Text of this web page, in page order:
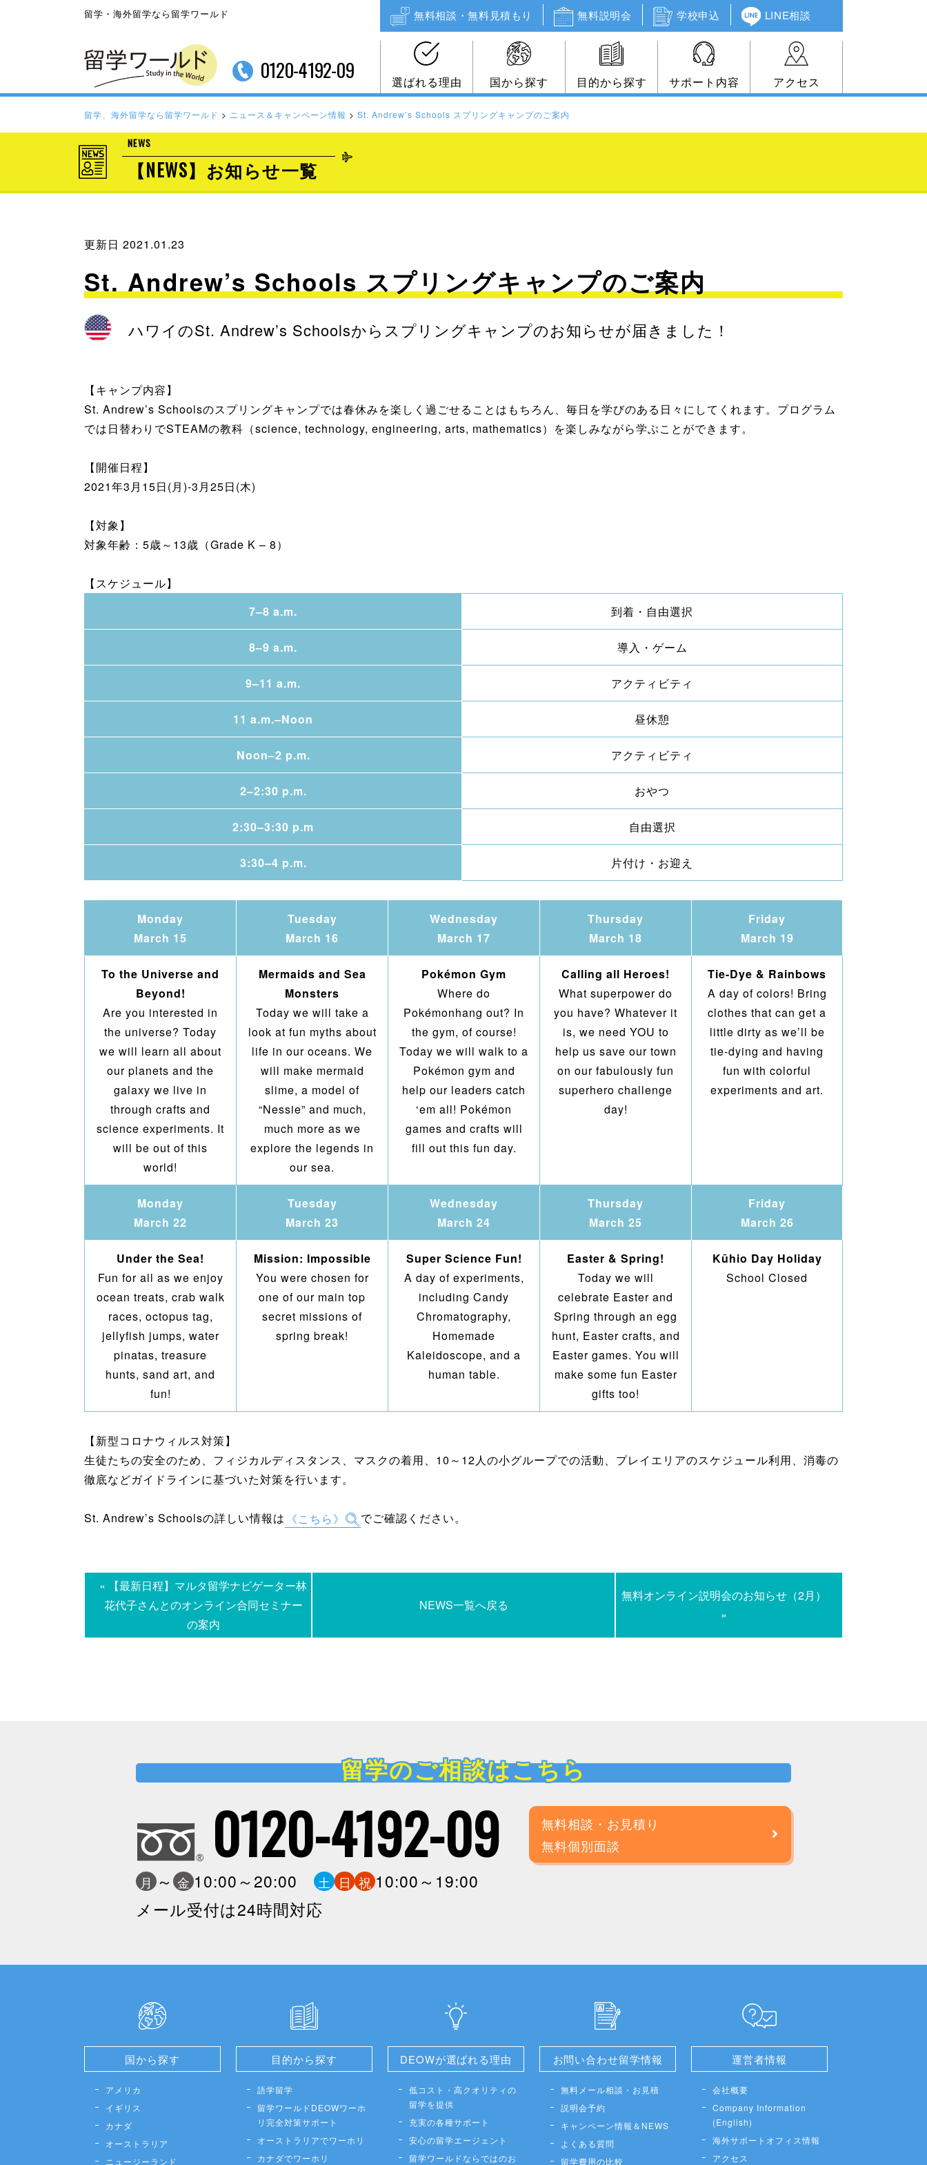
留学・海外留学なら留学ワールド 無料相談・無料見積もり 無料説明会 学校申込 LINE相談
0120-4192-09 選ばれる理由 国から探す 目的から探す サポート内容 アクセス
留学、海外留学なら留学ワールド > ニュース＆キャンペーン情報 > St. Andrew’s Schools スプリングキャンプのご案内
NEWS
【NEWS】お知らせ一覧
更新日 2021.01.23
St. Andrew’s Schools スプリングキャンプのご案内
ハワイのSt. Andrew’s Schoolsからスプリングキャンプのお知らせが届きました！
【キャンプ内容】
St. Andrew’s Schoolsのスプリングキャンプでは春休みを楽しく過ごせることはもちろん、毎日を学びのある日々にしてくれます。プログラム
では日替わりでSTEAMの教科（science, technology, engineering, arts, mathematics）を楽しみながら学ぶことができます。
【開催日程】
2021年3月15日(月)-3月25日(木)
【対象】
対象年齢：5歳～13歳（Grade K – 8）
【スケジュール】
7–8 a.m.
到着・自由選択
8–9 a.m. 導入・ゲーム
9–11 a.m. アクティビティ
11 a.m.–Noon 昼休憩
Noon–2 p.m. アクティビティ
2–2:30 p.m. おやつ
2:30–3:30 p.m 自由選択
3:30–4 p.m. 片付け・お迎え
Monday
March 15
Tuesday
March 16
Wednesday
March 17
Thursday
March 18
Friday
March 19
To the Universe and
Beyond!
Are you interested in
the universe? Today
we will learn all about
our planets and the
galaxy we live in
through crafts and
science experiments. It
will be out of this
world!
Mermaids and Sea
Monsters
Today we will take a
look at fun myths about
life in our oceans. We
will make mermaid
slime, a model of
“Nessie” and much,
much more as we
explore the legends in
our sea.
Pokémon Gym
Where do
Pokémonhang out? In
the gym, of course!
Today we will walk to a
Pokémon gym and
help our leaders catch
‘em all! Pokémon
games and crafts will
fill out this fun day.
Calling all Heroes!
What superpower do
you have? Whatever it
is, we need YOU to
help us save our town
on our fabulously fun
superhero challenge
day!
Tie-Dye & Rainbows
A day of colors! Bring
clothes that can get a
little dirty as we’ll be
tie-dying and having
fun with colorful
experiments and art.
Monday
March 22
Tuesday
March 23
Wednesday
March 24
Thursday
March 25
Friday
March 26
Under the Sea!
Fun for all as we enjoy
ocean treats, crab walk
races, octopus tag,
jellyfish jumps, water
pinatas, treasure
hunts, sand art, and
fun!
Mission: Impossible
You were chosen for
one of our main top
secret missions of
spring break!
Super Science Fun!
A day of experiments,
including Candy
Chromatography,
Homemade
Kaleidoscope, and a
human table.
Easter & Spring!
Today we will
celebrate Easter and
Spring through an egg
hunt, Easter crafts, and
Easter games. You will
make some fun Easter
gifts too!
Kūhio Day Holiday
School Closed
【新型コロナウィルス対策】
生徒たちの安全のため、フィジカルディスタンス、マスクの着用、10～12人の小グループでの活動、プレイエリアのスケジュール利用、消毒の
徹底などガイドラインに基づいた対策を行います。
St. Andrew’s Schoolsの詳しい情報は 《こちら》 でご確認ください。
« 【最新日程】マルタ留学ナビゲーター林
花代子さんとのオンライン合同セミナー
の案内
NEWS一覧へ戻る
無料オンライン説明会のお知らせ（2月）
»
留学のご相談はこちら
0120-4192-09
月 ～ 金 10:00～20:00 土 日 祝 10:00～19:00
メール受付は24時間対応
無料相談・お見積り
無料個別面談
国から探す
アメリカ
イギリス
カナダ
オーストラリア
ニュージーランド
目的から探す
語学留学
留学ワールドDEOWワーホ
リ完全対策サポート
オーストラリアでワーホリ
カナダでワーホリ
DEOWが選ばれる理由
低コスト・高クオリティの
留学を提供
充実の各種サポート
安心の留学エージェント
留学ワールドならではのお
お問い合わせ留学情報
無料メール相談・お見積
説明会予約
キャンペーン情報＆NEWS
よくある質問
留学費用の比較
運営者情報
会社概要
Company Information
(English)
海外サポートオフィス情報
アクセス